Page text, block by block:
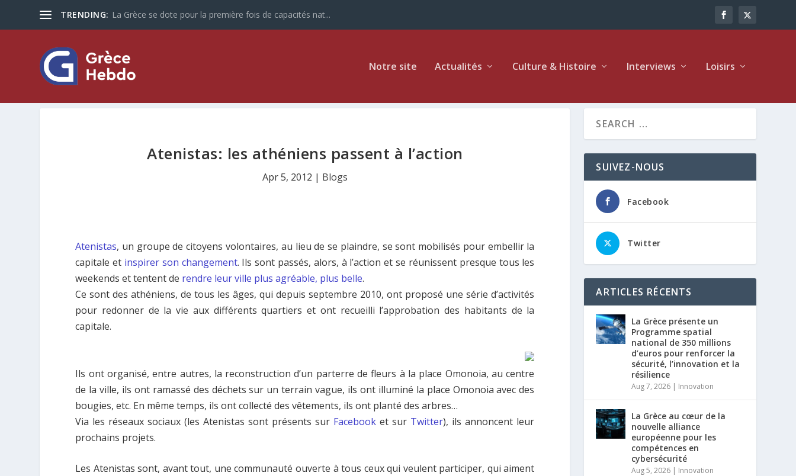
TRENDING: La Grèce se dote pour la première fois de capacités nat...
Notre site Actualités Culture & Histoire Interviews Loisirs
Atenistas: les athéniens passent à l’action
Apr 5, 2012 | Blogs
Atenistas, un groupe de citoyens volontaires, au lieu de se plaindre, se sont mobilisés pour embellir la
capitale et inspirer son changement. Ils sont passés, alors, à l’action et se réunissent presque tous les
weekends et tentent de rendre leur ville plus agréable, plus belle.
Ce sont des athéniens, de tous les âges, qui depuis septembre 2010, ont proposé une série d’activités
pour redonner de la vie aux différents quartiers et ont recueilli l’approbation des habitants de la
capitale.
Ils ont organisé, entre autres, la reconstruction d’un parterre de fleurs à la place Omonoia, au centre
de la ville, ils ont ramassé des déchets sur un terrain vague, ils ont illuminé la place Omonoia avec des
bougies, etc. En même temps, ils ont collecté des vêtements, ils ont planté des arbres…
Via les réseaux sociaux (les Atenistas sont présents sur Facebook et sur Twitter), ils annoncent leur
prochains projets.
Les Atenistas sont, avant tout, une communauté ouverte à tous ceux qui veulent participer, qui aiment
SUIVEZ-NOUS
Facebook
Twitter
ARTICLES RÉCENTS
La Grèce présente un
Programme spatial
national de 350 millions
d’euros pour renforcer la
sécurité, l’innovation et la
résilience
Aug 7, 2026 | Innovation
La Grèce au cœur de la
nouvelle alliance
européenne pour les
compétences en
cybersécurité
Aug 5, 2026 | Innovation